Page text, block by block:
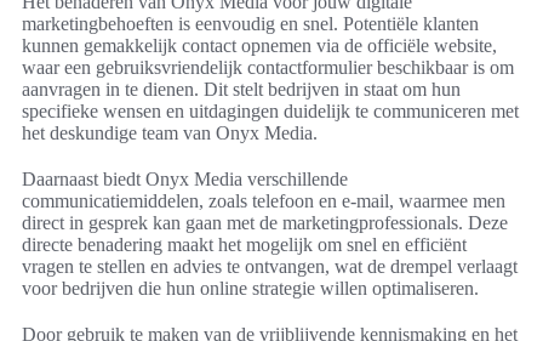
marketingbehoeften is eenvoudig en snel. Potentiële klanten
kunnen gemakkelijk contact opnemen via de officiële website,
waar een gebruiksvriendelijk contactformulier beschikbaar is om
aanvragen in te dienen. Dit stelt bedrijven in staat om hun
specifieke wensen en uitdagingen duidelijk te communiceren met
het deskundige team van Onyx Media.
Daarnaast biedt Onyx Media verschillende
communicatiemiddelen, zoals telefoon en e-mail, waarmee men
direct in gesprek kan gaan met de marketingprofessionals. Deze
directe benadering maakt het mogelijk om snel en efficiënt
vragen te stellen en advies te ontvangen, wat de drempel verlaagt
voor bedrijven die hun online strategie willen optimaliseren.
Door gebruik te maken van de vrijblijvende kennismaking en het